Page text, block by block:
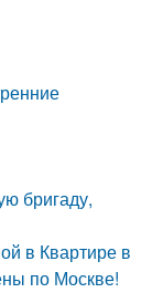
бригаду,
в Квартире в
по Москве!